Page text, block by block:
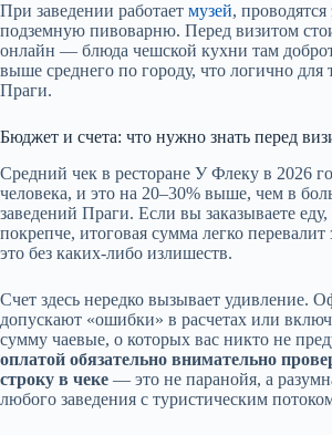
При заведении работает музей,
подземную пивоварню. Перед визитом
онлайн — блюда чешской кухни там
выше среднего по городу, что логично для
Праги.
Бюджет и счета: что нужно знать перед
Средний чек в ресторане У Флеку в 2026
человека, и это на 20–30% выше, чем в
заведений Праги. Если вы заказываете
покрепче, итоговая сумма легко
это без каких-либо излишеств.
Счет здесь нередко вызывает удивление.
допускают «ошибки» в расчетах или
сумму чаевые, о которых вас никто не
оплатой обязательно внимательно
строку в чеке — это не паранойя, а
любого заведения с туристическим